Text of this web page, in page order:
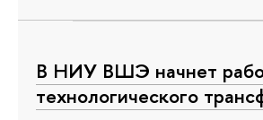
В НИУ ВШЭ начнет
технологического